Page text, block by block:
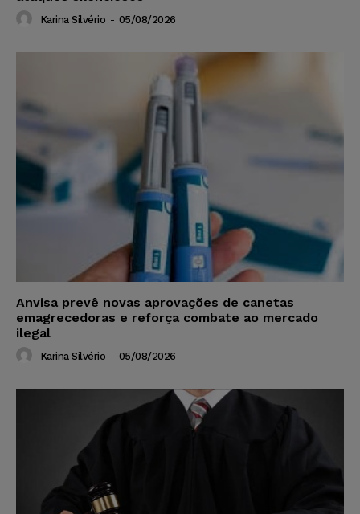
Karina Silvério - 05/08/2026
Anvisa prevê novas aprovações de canetas
emagrecedoras e reforça combate ao mercado
ilegal
Karina Silvério - 05/08/2026